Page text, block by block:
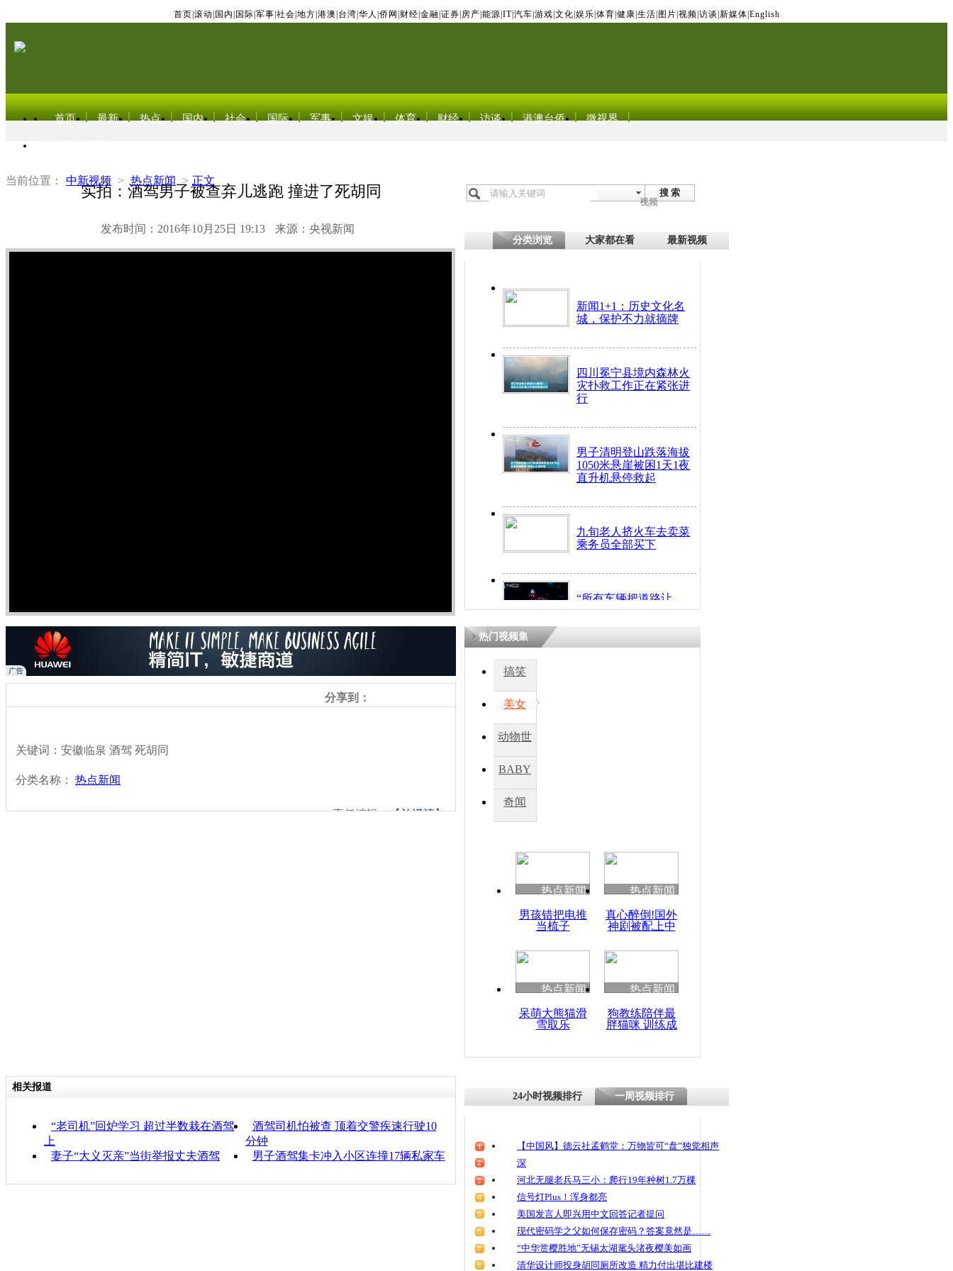
首页 滚动 国内 国际 军事 社会 地方 港澳 台湾 华人 侨网 财经 金融 证券 房产 能源 IT| 汽车 游戏 文化 娱乐 体育 健康 生活 图片 视频 访谈 新媒体 English
首页 最新 热点 国内 社会 国际 军事 文娱 体育 财经 访谈 港澳台侨 微视界
当前位置： 中新视频 > 热点新闻 > 正文
实拍：酒驾男子被查弃儿逃跑 撞进了死胡同
发布时间：2016年10月25日 19:13 来源：央视新闻
搜 索
视频
分类浏览 大家都在看 最新视频
新闻1+1：历史文化名
城，保护不力就摘牌
四川冕宁县境内森林火
灾扑救工作正在紧张进
行
男子清明登山跌落海拔
1050米悬崖被困1天1夜
直升机悬停救起
九旬老人挤火车去卖菜
乘务员全部买下
“所有车辆把道路让
开！”儿童突发疾病交
因
度苗族花山节
魂
分享到：
关键词：安徽临泉 酒驾 死胡同
分类名称： 热点新闻
责任编辑：【兰泽清】
热门视频集
搞笑
美女
动物世
BABY
秀
奇闻
热点新闻
男孩错把电推
当梳子
热点新闻
真心醉倒!国外
神剧被配上中
热点新闻
呆萌大熊猫滑
雪取乐
热点新闻
狗教练陪伴最
胖猫咪 训练成
相关报道
“老司机”回炉学习 超过半数栽在酒驾
上
酒驾司机怕被查 顶着交警疾速行驶10
分钟
妻子“大义灭亲”当街举报丈夫酒驾
男子酒驾集卡冲入小区连撞17辆私家车
24小时视频排行 一周视频排行
【中国风】德云社孟鹤堂：万物皆可“盘”独觉相声
深
河北无腿老兵马三小：爬行19年种树1.7万棵
信号灯Plus！浑身都亮
美国发言人即兴用中文回答记者提问
现代密码学之父如何保存密码？答案竟然是……
“中华赏樱胜地”无锡太湖鼋头渚夜樱美如画
清华设计师投身胡同厕所改造 精力付出堪比建楼